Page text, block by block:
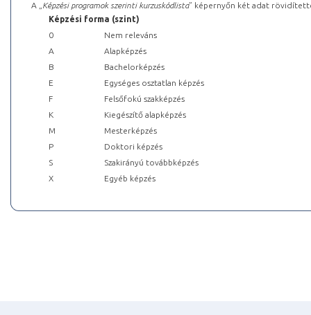
A „ Képzési programok szerinti kurzuskódlista” képernyőn két adat
Képzési forma (szint)
0
Nem releváns
A
Alapképzés
B
Bachelorképzés
E
Egységes osztatlan képzés
F
Felsőfokú szakképzés
K
Kiegészítő alapképzés
M
Mesterképzés
P
Doktori képzés
S
Szakirányú továbbképzés
X
Egyéb képzés